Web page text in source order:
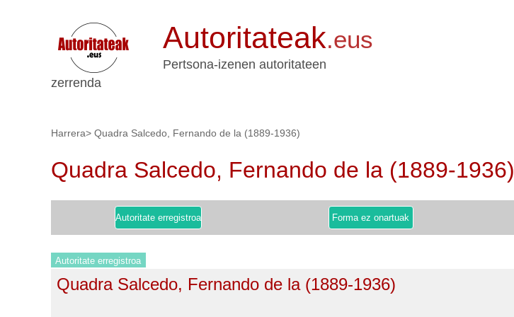
Autoritateak.eus
Pertsona-izenen autoritateen
zerrenda
Harrera> Quadra Salcedo, Fernando de la (1889-1936)
Quadra Salcedo, Fernando de la (1889-1936)
Autoritate erregistroa Forma ez onartuak
Autoritate erregistroa
Quadra Salcedo, Fernando de la (1889-1936)